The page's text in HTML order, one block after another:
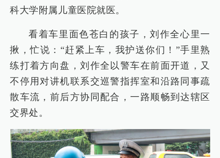
科大学附属儿童医院就医。
看着车里面色苍白的孩子，刘作全心里一
揪，忙说：“赶紧上车，我护送你们！”手里熟
练打着方向盘，刘作全以警车在前面开道，又
不停用对讲机联系交巡警指挥室和沿路同事疏
散车流，前后方协同配合，一路顺畅到达辖区
交界处。